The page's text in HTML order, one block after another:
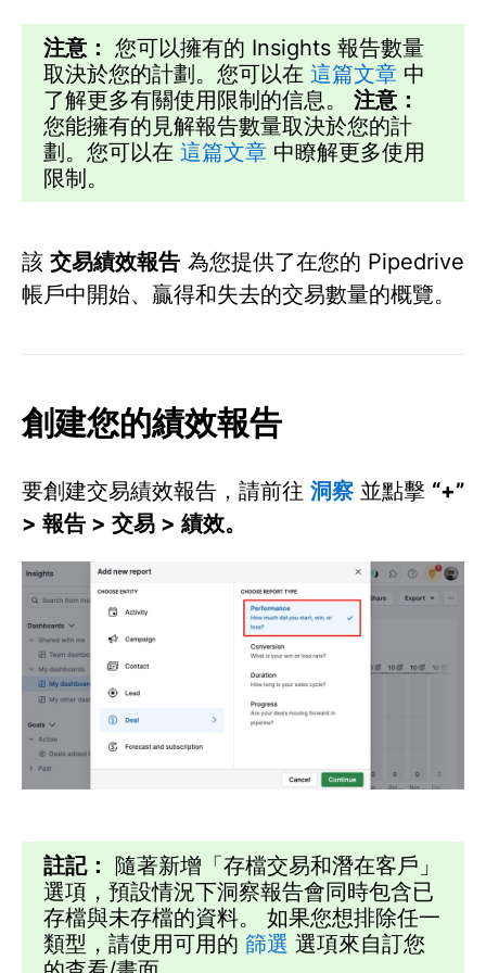
注意： 您可以擁有的 Insights 報告數量
取決於您的計劃。您可以在 這篇文章 中
了解更多有關使用限制的信息。 注意：
您能擁有的見解報告數量取決於您的計
劃。您可以在 這篇文章 中瞭解更多使用
限制。
該交易績效報告 為您提供了在您的 Pipedrive
帳戶中開始、贏得和失去的交易數量的概覽。
創建您的績效報告
要創建交易績效報告，請前往 洞察 並點擊 “+”
> 報告 > 交易 > 績效。
註記：
隨著新增「存檔交易和潛在客戶」
選項，預設情況下洞察報告會同時包含已
存檔與未存檔的資料。 如果您想排除任一
類型，請使用可用的 篩選 選項來自訂您